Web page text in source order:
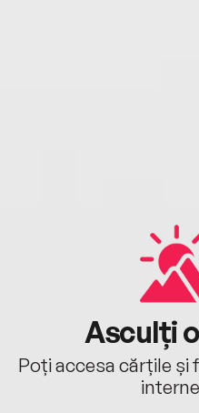
Asculți
Poți accesa cărțile și